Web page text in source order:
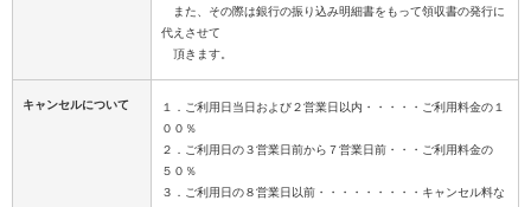
また、その際は銀行の振り込み明細書をもって領収書の発行に
代えさせて
キャンセルについて
１．ご利用日当日および２営業日以内・・・・・ご利用料金の１
００％
２．ご利用日の３営業日前から７営業日前・・・ご利用料金の
５０％
３．ご利用日の８営業日以前・・・・・・・・・キャンセル料な